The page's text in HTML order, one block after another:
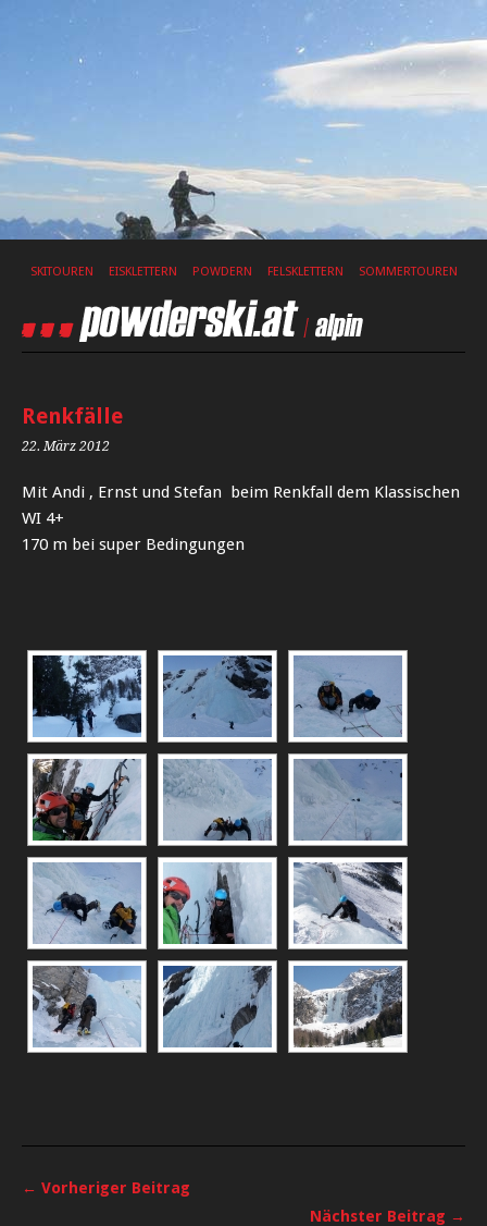
SKITOUREN EISKLETTERN POWDERN FELSKLETTERN SOMMERTOUREN
Renkfälle
22. März 2012
Mit Andi , Ernst und Stefan beim Renkfall dem Klassischen
WI 4+
170 m bei super Bedingungen
← Vorheriger Beitrag
Nächster Beitrag →